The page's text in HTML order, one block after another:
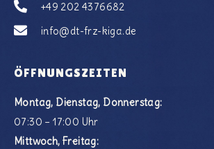
+49 202 4376682
info@dt-frz-kiga.de
ÖFFNUNGSZEITEN
Montag, Dienstag, Donnerstag:
07:30 – 17:00 Uhr
Mittwoch, Freitag: